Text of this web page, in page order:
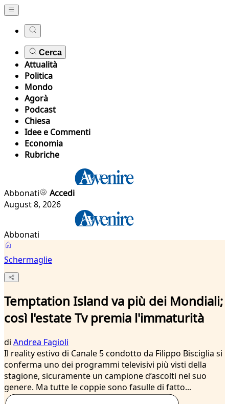
Cerca
Attualità
Politica
Mondo
Agorà
Podcast
Chiesa
Idee e Commenti
Economia
Rubriche
Abbonati
Accedi
August 8, 2026
Abbonati
Schermaglie
Temptation Island va più dei Mondiali;
così l'estate Tv premia l'immaturità
di Andrea Fagioli
Il reality estivo di Canale 5 condotto da Filippo Bisciglia si
conferma uno dei programmi televisivi più visti della
stagione, sicuramente un campione d’ascolti nel suo
genere. Ma tutte le coppie sono fasulle di fatto...